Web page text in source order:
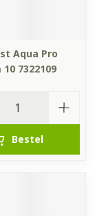
Aqua Pro
7322109
Bestel